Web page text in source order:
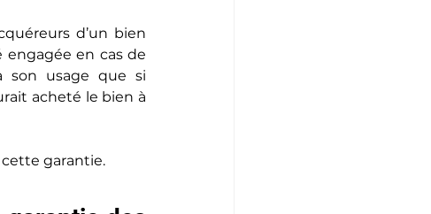
d’un bien
engagée en cas de
son usage que si
acheté le bien à
cette garantie.